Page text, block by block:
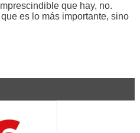
que hay, no.
es lo más importante, sino